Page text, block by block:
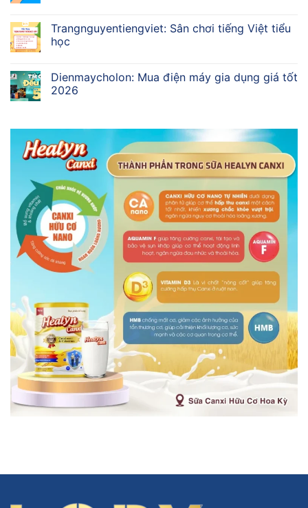
Trangnguyentiengviet: Sân chơi tiếng Việt tiểu
học
Dienmaycholon: Mua điện máy gia dụng giá tốt
2026